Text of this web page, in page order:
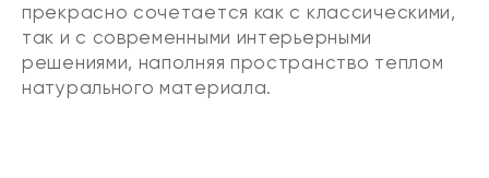
прекрасно сочетается как с классическими,
так и с современными интерьерными
решениями, наполняя пространство теплом
натурального материала.